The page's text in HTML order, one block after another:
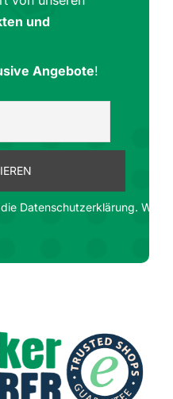
und
Angebote!
Datenschutzerklärung. Wir